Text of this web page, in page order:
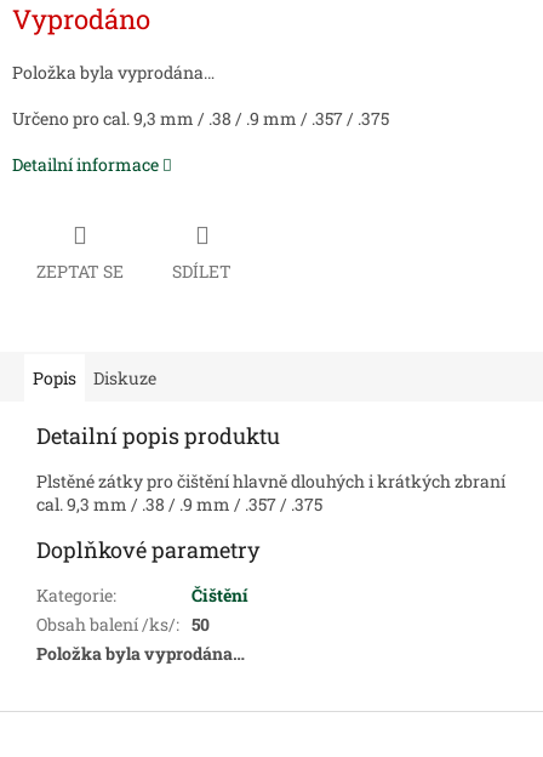
cena:
Vyprodáno
Položka byla vyprodána…
Určeno pro cal. 9,3 mm / .38 / .9 mm / .357 / .375
Detailní informace
ZEPTAT SE SDÍLET
Popis Diskuze
Detailní popis produktu
Plstěné zátky pro čištění hlavně dlouhých i krátkých zbraní
cal. 9,3 mm / .38 / .9 mm / .357 / .375
Doplňkové parametry
Kategorie:
Čištění
Obsah balení /ks/: 50
Položka byla vyprodána…
Z